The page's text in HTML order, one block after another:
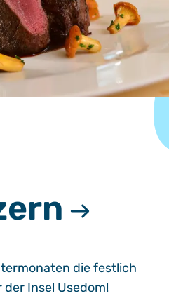
die festlich
Insel Usedom!